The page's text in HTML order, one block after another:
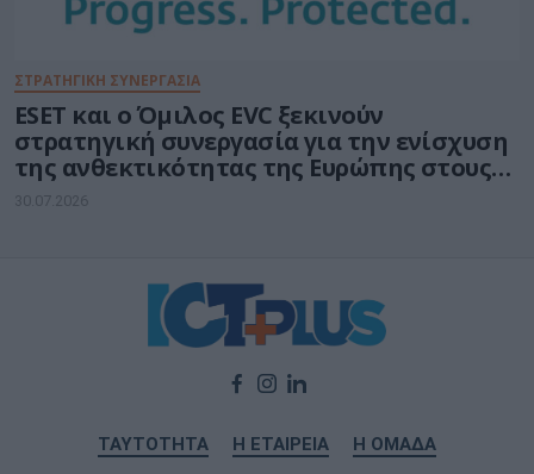
ΣΤΡΑΤΗΓΙΚΗ ΣΥΝΕΡΓΑΣΙΑ
ESET και ο Όμιλος EVC ξεκινούν
στρατηγική συνεργασία για την ενίσχυση
της ανθεκτικότητας της Ευρώπης στους
τομείς κυβερνοασφάλειας και ενέργειας
30.07.2026
ΤΑΥΤΟΤΗΤΑ Η ΕΤΑΙΡΕΙΑ Η ΟΜΑΔΑ